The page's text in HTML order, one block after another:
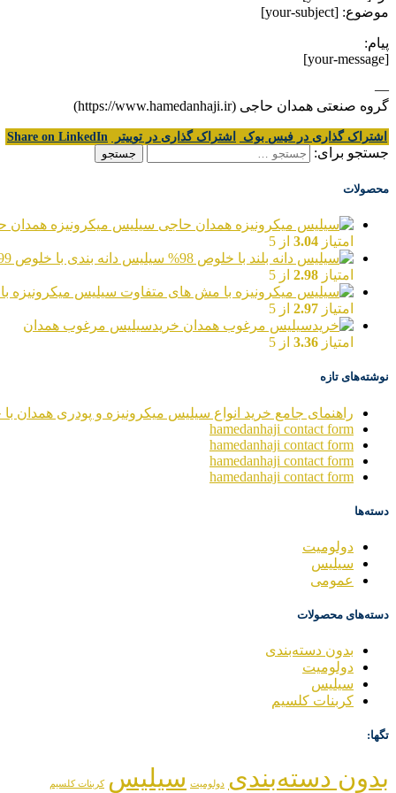
موضوع: [your-subject]
پیام:
[your-message]
—
گروه صنعتی همدان حاجی (https://www.hamedanhaji.ir)
اشتراک گذاری در فیس بوک اشتراک گذاری در توییتر Share on LinkedIn
جستجو برای:
محصولات
سیلیس میکرونیزه همدان
امتیاز 3.04 از 5
سیلیس دانه بندی با خلوص 99%
امتیاز 2.98 از 5
سیلیس میکرونیزه
امتیاز 2.97 از 5
خریدسیلیس مرغوب همدان
امتیاز 3.36 از 5
نوشته‌های تازه
راهنمای جامع خرید انواع سیلیس میکرونیزه و پودری همدان با
hamedanhaji contact form
hamedanhaji contact form
hamedanhaji contact form
hamedanhaji contact form
دسته‌ها
دولومیت
سیلیس
عمومی
دسته‌های محصولات
بدون دسته‌بندی
دولومیت
سیلیس
کربنات کلسیم
تگها:
بدون دسته‌بندی دولومیت سیلیس کربنات کلسیم